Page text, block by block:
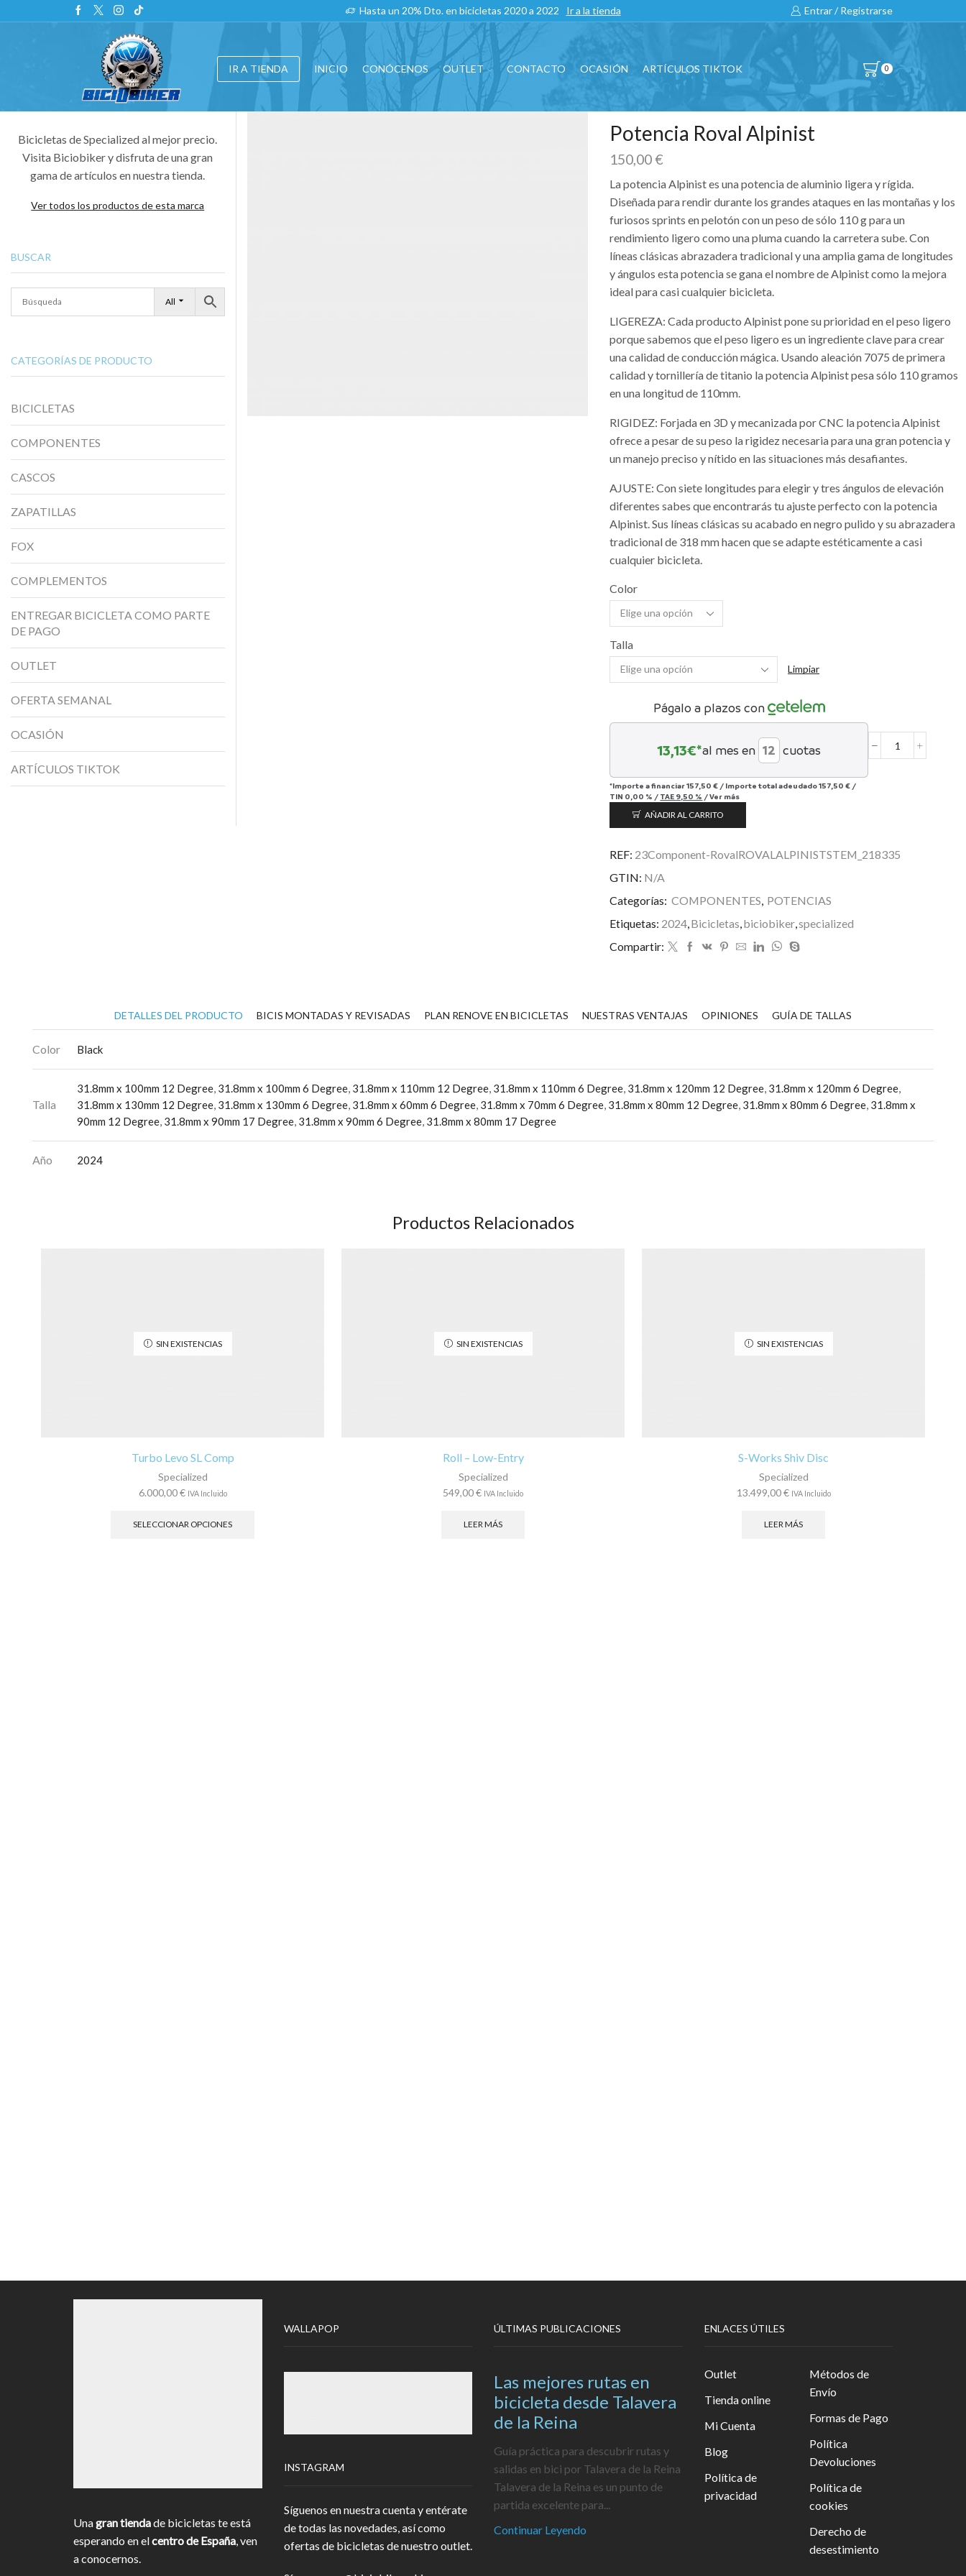
Hasta un 20% Dto. en bicicletas 2020 a 2022 Ir a la tienda Entrar / Registrarse
IR A TIENDA INICIO CONÓCENOS OUTLET CONTACTO OCASIÓN ARTÍCULOS TIKTOK 0
Potencia Roval Alpinist
150,00€
La potencia Alpinist es una potencia de aluminio ligera y rígida.
Diseñada para rendir durante los grandes ataques en las montañas y los
furiosos sprints en pelotón con un peso de sólo 110 g para un
rendimiento ligero como una pluma cuando la carretera sube. Con
líneas clásicas abrazadera tradicional y una amplia gama de longitudes
y ángulos esta potencia se gana el nombre de Alpinist como la mejora
ideal para casi cualquier bicicleta.
LIGEREZA: Cada producto Alpinist pone su prioridad en el peso ligero
porque sabemos que el peso ligero es un ingrediente clave para crear
una calidad de conducción mágica. Usando aleación 7075 de primera
calidad y tornillería de titanio la potencia Alpinist pesa sólo 110 gramos
en una longitud de 110mm.
RIGIDEZ: Forjada en 3D y mecanizada por CNC la potencia Alpinist
ofrece a pesar de su peso la rigidez necesaria para una gran potencia y
un manejo preciso y nítido en las situaciones más desafiantes.
AJUSTE: Con siete longitudes para elegir y tres ángulos de elevación
diferentes sabes que encontrarás tu ajuste perfecto con la potencia
Alpinist. Sus líneas clásicas su acabado en negro pulido y su abrazadera
tradicional de 318 mm hacen que se adapte estéticamente a casi
cualquier bicicleta.
Color
Talla
Limpiar
Págalo a plazos con
13,13€*al mes en cuotas
*Importe a financiar157,50 € / Importe total adeudado157,50 € /
TIN 0,00 % / TAE 9,50 % /Ver más
Potencia
AÑADIR AL CARRITO
REF: 23Component-RovalROVALALPINISTSTEM_218335
GTIN: N/A
Categorías: COMPONENTES, POTENCIAS
Etiquetas: 2024,Bicicletas,biciobiker,specialized
Compartir:
Bicicletas de Specialized al mejor precio.
Visita Biciobiker y disfruta de una gran
gama de artículos en nuestra tienda.
Ver todos los productos de esta marca
BUSCAR
All
CATEGORÍAS DE PRODUCTO
BICICLETAS
COMPONENTES
CASCOS
ZAPATILLAS
FOX
COMPLEMENTOS
ENTREGAR BICICLETA COMO PARTE
DE PAGO
OUTLET
OFERTA SEMANAL
OCASIÓN
ARTÍCULOS TIKTOK
DETALLES DEL PRODUCTO BICIS MONTADAS Y REVISADAS PLAN RENOVE EN BICICLETAS NUESTRAS VENTAJAS OPINIONES GUÍA DE TALLAS
Color Black
Talla
31.8mm x 100mm 12 Degree, 31.8mm x 100mm 6 Degree, 31.8mm x 110mm 12 Degree, 31.8mm x 110mm 6 Degree, 31.8mm x 120mm 12 Degree, 31.8mm x 120mm 6 Degree,
31.8mm x 130mm 12 Degree, 31.8mm x 130mm 6 Degree, 31.8mm x 60mm 6 Degree, 31.8mm x 70mm 6 Degree, 31.8mm x 80mm 12 Degree, 31.8mm x 80mm 6 Degree, 31.8mm x
90mm 12 Degree, 31.8mm x 90mm 17 Degree, 31.8mm x 90mm 6 Degree, 31.8mm x 80mm 17 Degree
Año 2024
Productos Relacionados
SIN EXISTENCIAS
Turbo Levo SL Comp
Specialized
6.000,00€ IVA Incluido
SELECCIONAR OPCIONES
SIN EXISTENCIAS
Roll – Low-Entry
Specialized
549,00€ IVA Incluido
LEER MÁS
SIN EXISTENCIAS
S-Works Shiv Disc
Specialized
13.499,00€ IVA Incluido
LEER MÁS
Unagran tiendade bicicletas te está
esperando en elcentro de España, ven
a conocernos.
WALLAPOP
INSTAGRAM
Síguenos en nuestra cuenta y entérate
de todas las novedades, así como
ofertas de bicicletas de nuestro outlet.
ÚLTIMAS PUBLICACIONES
Las mejores rutas en
bicicleta desde Talavera
de la Reina
Guía práctica para descubrir rutas y
salidas en bici por Talavera de la Reina
Talavera de la Reina es un punto de
partida excelente para...
Continuar Leyendo
ENLACES ÚTILES
Outlet
Tienda online
Mi Cuenta
Blog
Política de
privacidad
Métodos de
Envío
Formas de Pago
Política
Devoluciones
Política de
cookies
Derecho de
desestimiento